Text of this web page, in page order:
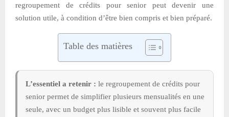
regroupement de crédits pour senior peut devenir une
solution utile, à condition d’être bien compris et bien préparé.
Table des matières
L’essentiel a retenir : le regroupement de crédits pour
senior permet de simplifier plusieurs mensualités en une
seule, avec un budget plus lisible et souvent plus facile